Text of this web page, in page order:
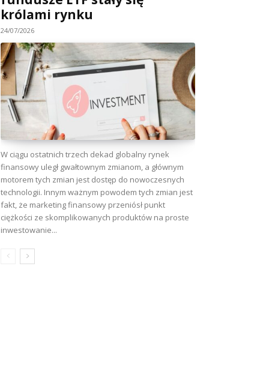
królami rynku
24/07/2026
W ciągu ostatnich trzech dekad globalny rynek
finansowy uległ gwałtownym zmianom, a głównym
motorem tych zmian jest dostęp do nowoczesnych
technologii. Innym ważnym powodem tych zmian jest
fakt, że marketing finansowy przeniósł punkt
ciężkości ze skomplikowanych produktów na proste
inwestowanie...